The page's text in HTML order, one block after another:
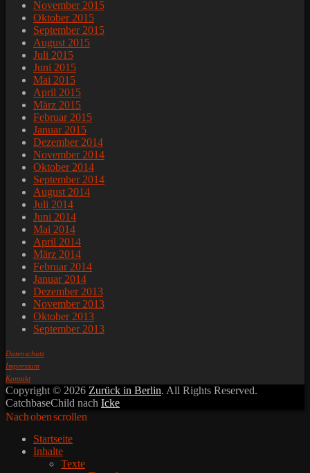
November 2015
Oktober 2015
September 2015
August 2015
Juli 2015
Juni 2015
Mai 2015
April 2015
März 2015
Februar 2015
Januar 2015
Dezember 2014
November 2014
Oktober 2014
September 2014
August 2014
Juli 2014
Juni 2014
Mai 2014
April 2014
März 2014
Februar 2014
Januar 2014
Dezember 2013
November 2013
Oktober 2013
September 2013
Datenschutz
Impressum
Kontakt
Copyright © 2026 Zurück in Berlin. All Rights Reserved.
CatchbaseChild nach Icke
Nach oben scrollen
Startseite
Inhalte
Texte